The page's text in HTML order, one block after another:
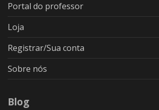
Portal do professor
Loja
Registrar/Sua conta
Sobre nós
Blog